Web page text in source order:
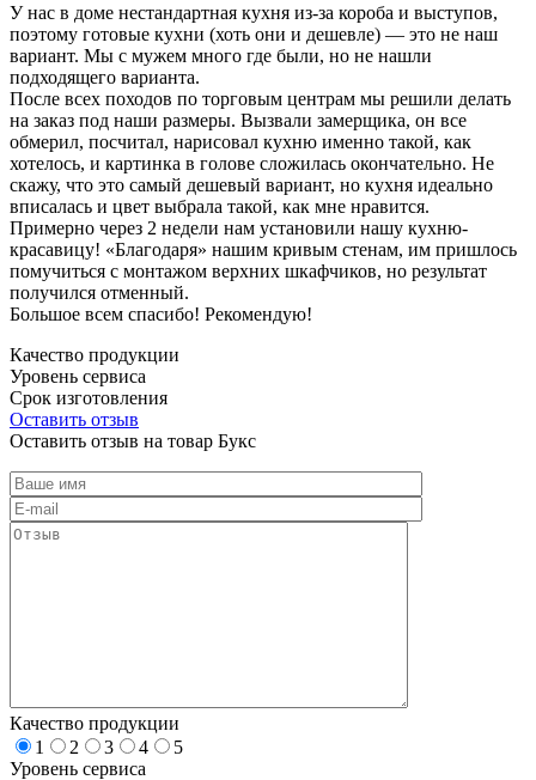
У нас в доме нестандартная кухня из-за короба и выступов,
поэтому готовые кухни (хоть они и дешевле) — это не наш
вариант. Мы с мужем много где были, но не нашли
подходящего варианта.
После всех походов по торговым центрам мы решили делать
на заказ под наши размеры. Вызвали замерщика, он все
обмерил, посчитал, нарисовал кухню именно такой, как
хотелось, и картинка в голове сложилась окончательно. Не
скажу, что это самый дешевый вариант, но кухня идеально
вписалась и цвет выбрала такой, как мне нравится.
Примерно через 2 недели нам установили нашу кухню-
красавицу! «Благодаря» нашим кривым стенам, им пришлось
помучиться с монтажом верхних шкафчиков, но результат
получился отменный.
Большое всем спасибо! Рекомендую!
Качество продукции
Уровень сервиса
Срок изготовления
Оставить отзыв
Оставить отзыв на товар Букс
Качество продукции
1
2 3 4
5
Уровень сервиса